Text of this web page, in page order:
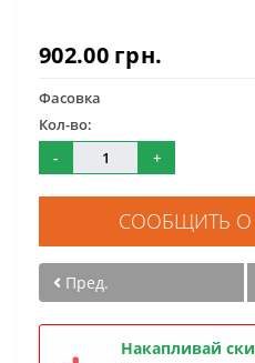
902.00 грн.
Фасовка
Кол-во:
-
+
СООБЩИТЬ
Пред.
Накапливай